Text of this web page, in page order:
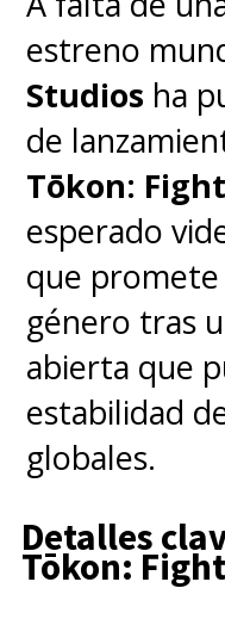
pago justo
proyectos,
inteligencia
peticiones.
La anterior
entre 2007 y
duración de
causó
monetarias.
estreno
Studios ha
de
Tōkon:
esperado
que
género tras
abierta que
estabilidad
globales.
Detalles
Tōkon: